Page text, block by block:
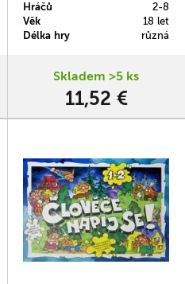
pro dva hráče, kteří si chtějí
zpestřit milostnou předehru.
Balení obsahuje jako bonus i
jež je pro 2 až 8 hráčů.
Hráčů
2-8
Věk
18 let
Délka hry
různá
Skladem >5 ks
11,52 €